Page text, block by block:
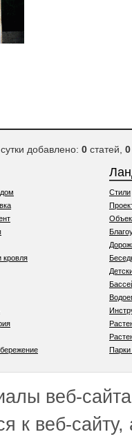
добавлено: 0 статей, 0
кровля
Стили
веб-
к веб-